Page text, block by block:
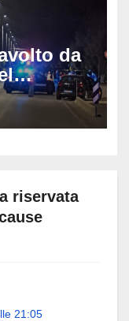
da
a
riservata
21:05